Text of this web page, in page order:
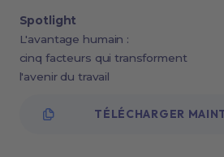
Spotlight
L'avantage humain :
cinq facteurs qui transforment
l'avenir du travail
TÉLÉCHARGER